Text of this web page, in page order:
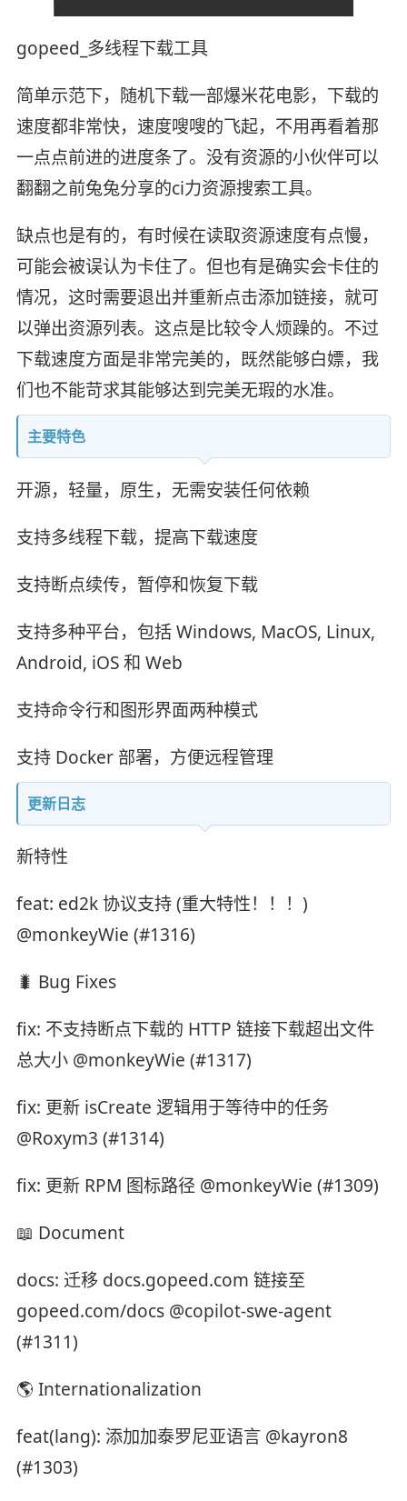
gopeed_多线程下载工具
简单示范下，随机下载一部爆米花电影，下载的
速度都非常快，速度嗖嗖的飞起，不用再看着那
一点点前进的进度条了。没有资源的小伙伴可以
翻翻之前兔兔分享的ci力资源搜索工具。
缺点也是有的，有时候在读取资源速度有点慢，
可能会被误认为卡住了。但也有是确实会卡住的
情况，这时需要退出并重新点击添加链接，就可
以弹出资源列表。这点是比较令人烦躁的。不过
下载速度方面是非常完美的，既然能够白嫖，我
们也不能苛求其能够达到完美无瑕的水准。
主要特色
开源，轻量，原生，无需安装任何依赖
支持多线程下载，提高下载速度
支持断点续传，暂停和恢复下载
支持多种平台，包括 Windows, MacOS, Linux,
Android, iOS 和 Web
支持命令行和图形界面两种模式
支持 Docker 部署，方便远程管理
更新日志
新特性
feat: ed2k 协议支持 (重大特性！！！)
@monkeyWie (#1316)
🐛 Bug Fixes
fix: 不支持断点下载的 HTTP 链接下载超出文件
总大小 @monkeyWie (#1317)
fix: 更新 isCreate 逻辑用于等待中的任务
@Roxym3 (#1314)
fix: 更新 RPM 图标路径 @monkeyWie (#1309)
📖 Document
docs: 迁移 docs.gopeed.com 链接至
gopeed.com/docs @copilot-swe-agent
(#1311)
🌎 Internationalization
feat(lang): 添加加泰罗尼亚语言 @kayron8
(#1303)